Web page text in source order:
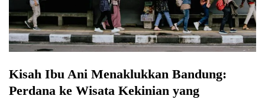
Kisah Ibu Ani Menaklukkan Bandung:
Perdana ke Wisata Kekinian yang